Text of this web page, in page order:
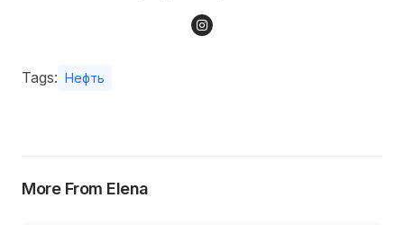
Tags: Нефть
More From Elena